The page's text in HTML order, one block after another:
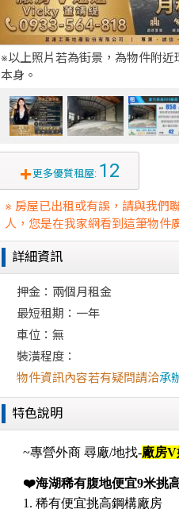
※以上照片若為街景，為物件附近
本身。
更多優質租屋: 12
※ 房屋已出租或有誤，請與我們
人，您是在我家網看到這筆物件
詳細資訊
押金：兩個月租金
最短租期：一年
車位：無
裝潢程度：
物件資訊內容若有疑問請洽承
特色說明